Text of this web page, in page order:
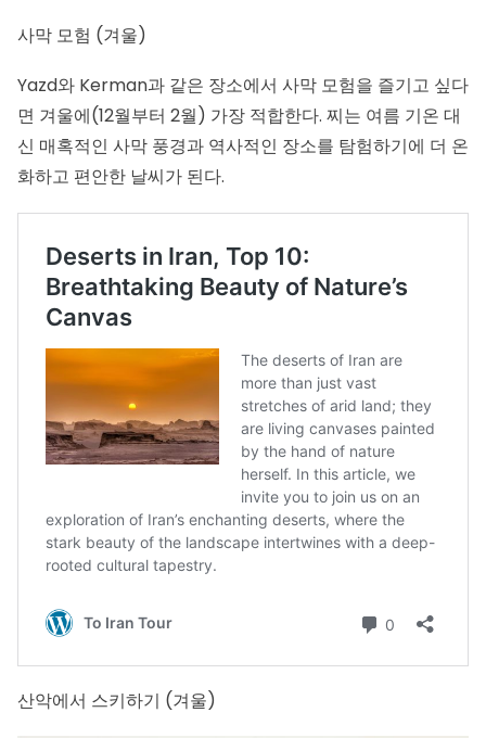
사막 모험 (겨울)
Yazd와 Kerman과 같은 장소에서 사막 모험을 즐기고 싶다
면 겨울에(12월부터 2월) 가장 적합한다. 찌는 여름 기온 대
신 매혹적인 사막 풍경과 역사적인 장소를 탐험하기에 더 온
화하고 편안한 날씨가 된다.
산악에서 스키하기 (겨울)